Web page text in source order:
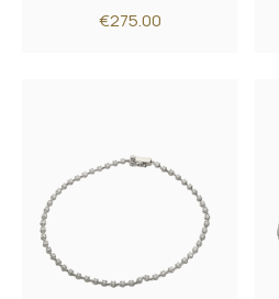
€275.00